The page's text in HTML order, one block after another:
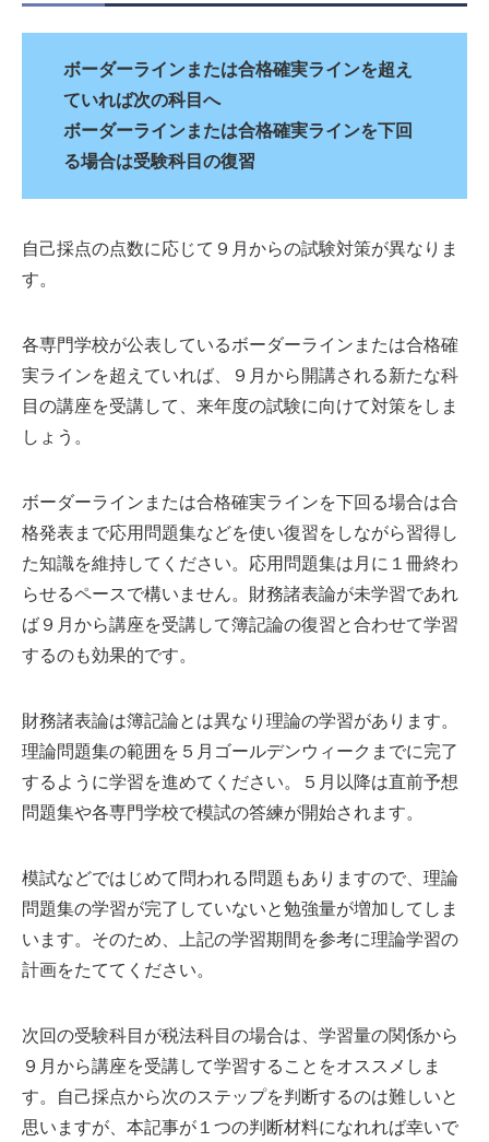
ボーダーラインまたは合格確実ラインを超え
ていれば次の科目へ
ボーダーラインまたは合格確実ラインを下回
る場合は受験科目の復習
自己採点の点数に応じて９月からの試験対策が異なりま
す。
各専門学校が公表しているボーダーラインまたは合格確
実ラインを超えていれば、９月から開講される新たな科
目の講座を受講して、来年度の試験に向けて対策をしま
しょう。
ボーダーラインまたは合格確実ラインを下回る場合は合
格発表まで応用問題集などを使い復習をしながら習得し
た知識を維持してください。応用問題集は月に１冊終わ
らせるペースで構いません。財務諸表論が未学習であれ
ば９月から講座を受講して簿記論の復習と合わせて学習
するのも効果的です。
財務諸表論は簿記論とは異なり理論の学習があります。
理論問題集の範囲を５月ゴールデンウィークまでに完了
するように学習を進めてください。５月以降は直前予想
問題集や各専門学校で模試の答練が開始されます。
模試などではじめて問われる問題もありますので、理論
問題集の学習が完了していないと勉強量が増加してしま
います。そのため、上記の学習期間を参考に理論学習の
計画をたててください。
次回の受験科目が税法科目の場合は、学習量の関係から
９月から講座を受講して学習することをオススメしま
す。自己採点から次のステップを判断するのは難しいと
思いますが、本記事が１つの判断材料になれれば幸いで